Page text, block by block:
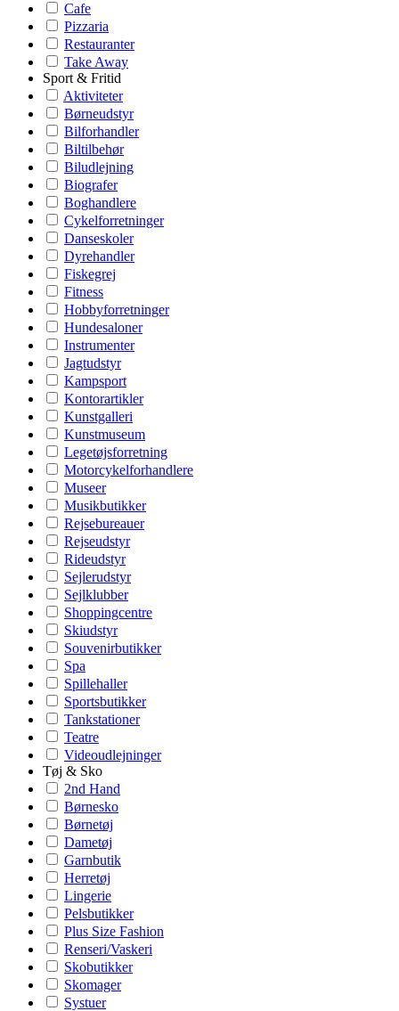
Cafe
Pizzaria
Restauranter
Take Away
Sport & Fritid
Aktiviteter
Børneudstyr
Bilforhandler
Biltilbehør
Biludlejning
Biografer
Boghandlere
Cykelforretninger
Danseskoler
Dyrehandler
Fiskegrej
Fitness
Hobbyforretninger
Hundesaloner
Instrumenter
Jagtudstyr
Kampsport
Kontorartikler
Kunstgalleri
Kunstmuseum
Legetøjsforretning
Motorcykelforhandlere
Museer
Musikbutikker
Rejsebureauer
Rejseudstyr
Rideudstyr
Sejlerudstyr
Sejlklubber
Shoppingcentre
Skiudstyr
Souvenirbutikker
Spa
Spillehaller
Sportsbutikker
Tankstationer
Teatre
Videoudlejninger
Tøj & Sko
2nd Hand
Børnesko
Børnetøj
Dametøj
Garnbutik
Herretøj
Lingerie
Pelsbutikker
Plus Size Fashion
Renseri/Vaskeri
Skobutikker
Skomager
Systuer